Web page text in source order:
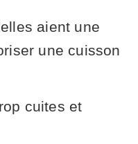
aient une
une cuisson
cuites et